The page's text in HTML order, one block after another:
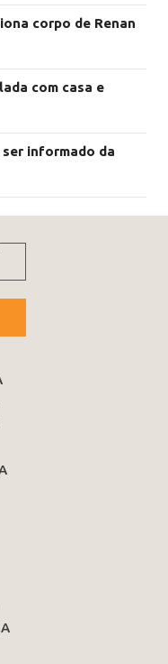
corpo de Renan
com casa e
informado da